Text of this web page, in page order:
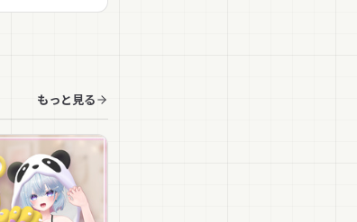
もっと見る